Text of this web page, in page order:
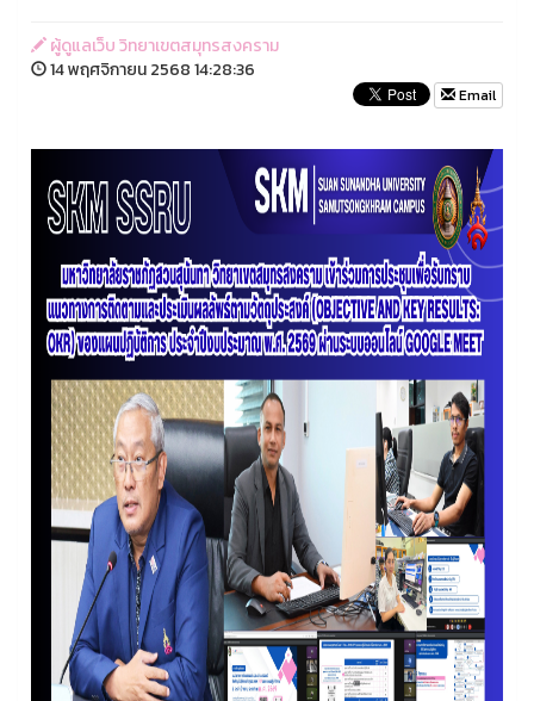
ผู้ดูแลเว็บ วิทยาเขตสมุทรสงคราม
14 พฤศจิกายน 2568 14:28:36
Email